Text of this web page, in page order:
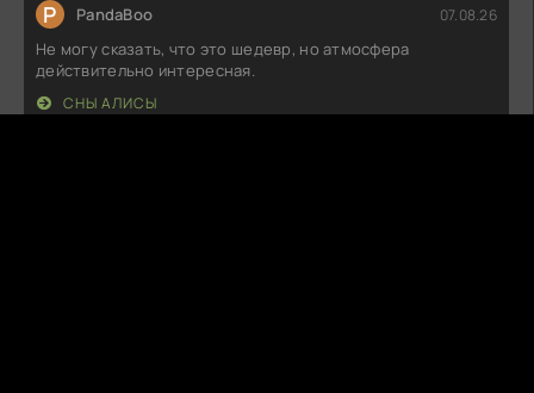
P PandaBoo 07.08.26
Не могу сказать, что это шедевр, но атмосфера
действительно интересная.
СНЫ АЛИСЫ